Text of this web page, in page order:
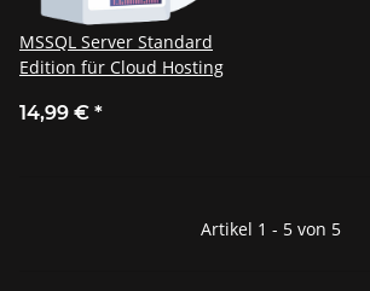
MSSQL Server Standard
Edition für Cloud Hosting
14,99 € *
Artikel 1 - 5 von 5